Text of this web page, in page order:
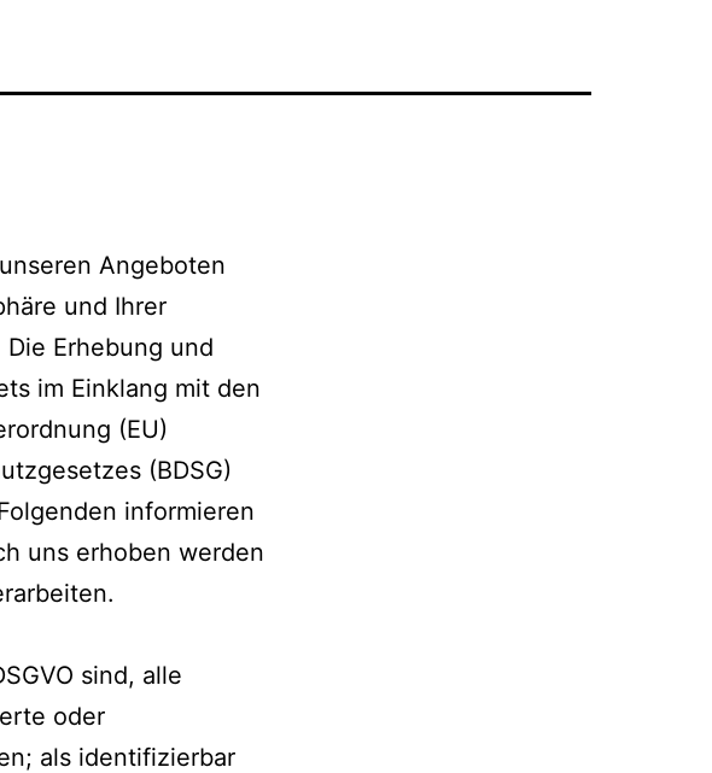
Angeboten
und Ihrer
Erhebung und
im Einklang mit den
(EU)
(BDSG)
informieren
uns erhoben werden
sind, alle
oder
als identifizierbar